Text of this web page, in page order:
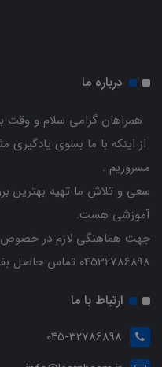
درباره ما
همراهان گرامی سلام و وقت
از اینکه با ما بسوی
مسروریم .
سعی و تلاش ما تهیه بهترین
آموزشی هست.
جهت هماهنگی لازم در خصوص
04532786898 تماس حاصل بفرمایید.
ارتباط با ما
045-32786898